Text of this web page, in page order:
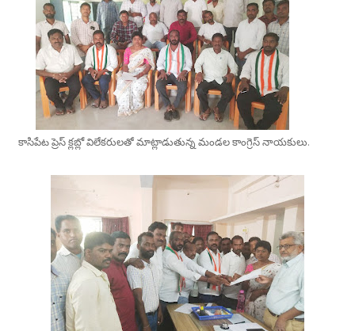
కాసిపేట ప్రెస్ క్లబ్లో విలేకరులతో మాట్లాడుతున్న మండల కాంగ్రెస్ నాయకులు.